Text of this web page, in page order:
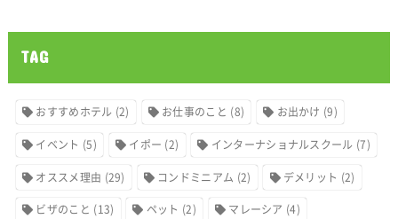
TAG
おすすめホテル (2) お仕事のこと (8) お出かけ (9)
イベント (5) イポー (2) インターナショナルスクール (7)
オススメ理由 (29) コンドミニアム (2) デメリット (2)
ビザのこと (13) ペット (2) マレーシア (4)